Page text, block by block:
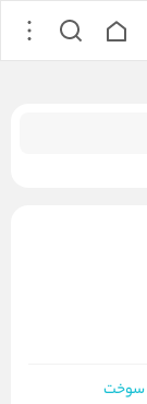
سوخت